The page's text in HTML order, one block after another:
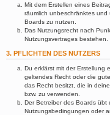
Mit dem Erstellen eines
räumlich unbeschränktes
Boards zu nutzen.
Das Nutzungsrecht nach
Nutzungsvertrages bestehen.
3. PFLICHTEN DES NUTZERS
Du erklärst mit der Erstellung
geltendes Recht oder die
das Recht besitzt, die in
bzw. zu verwenden.
Der Betreiber des Boards übt
Nutzungsbedingungen oder